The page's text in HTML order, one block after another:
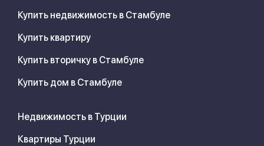
Купить недвижимость в Стамбуле
Купить квартиру
Купить вторичку в Стамбуле
Купить дом в Стамбуле
Недвижимость в Турции
Квартиры Турции